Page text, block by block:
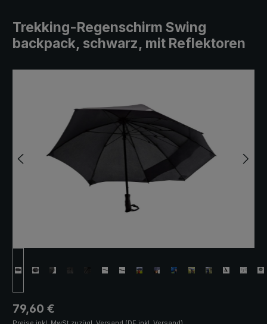
Trekking-Regenschirm Swing
backpack, schwarz, mit Reflektoren
Regulärer Preis:
79,60 €